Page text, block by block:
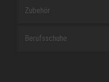
Zubehör
Berufsschuhe